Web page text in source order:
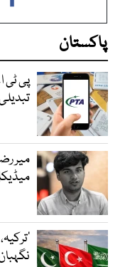
پاکستان
پی ٹی
تبدیلی کی
میر